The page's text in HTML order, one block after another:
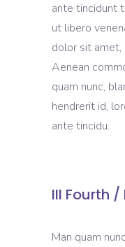
ante tincidunt
ut libero
dolor sit
Aenean
quam nunc,
hendrerit id,
ante tincidu.
III Fourth /
Man quam